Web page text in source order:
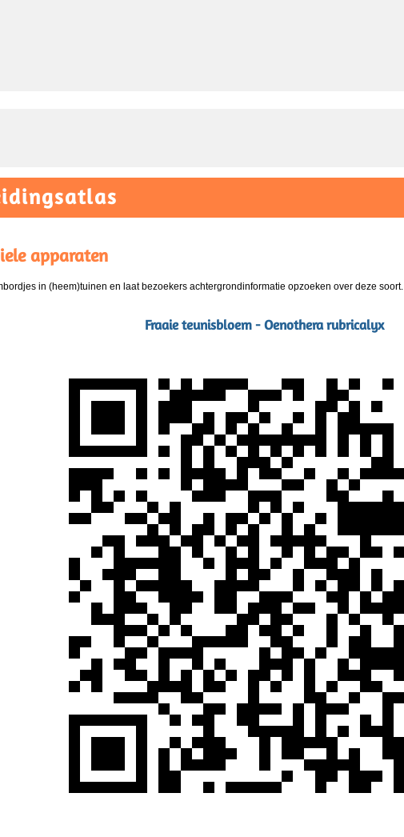
apparaten
in (heem)tuinen en laat bezoekers achtergrondinformatie opzoeken over deze soort.
Fraaie teunisbloem - Oenothera rubricalyx